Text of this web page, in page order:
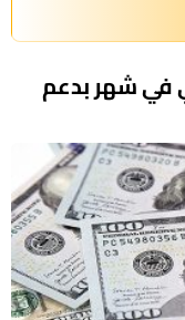
في شهر بدعم